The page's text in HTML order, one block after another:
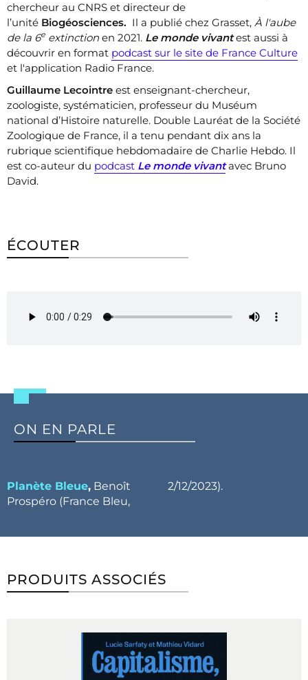
chercheur au CNRS et directeur de
l’unité Biogéosciences. Il a publié chez Grasset, À l'aube
de la 6e extinction en 2021. Le monde vivant est aussi à
découvrir en format podcast sur le site de France Culture
et l'application Radio France.
Guillaume Lecointre est enseignant-chercheur,
zoologiste, systématicien, professeur du Muséum
national d’Histoire naturelle. Double Lauréat de la Société
Zoologique de France, il a tenu pendant dix ans la
rubrique scientifique hebdomadaire de Charlie Hebdo. Il
est co-auteur du podcast Le monde vivant avec Bruno
David.
ÉCOUTER
ON EN PARLE
Planète Bleue, Benoît
Prospéro (France Bleu,
2/12/2023).
PRODUITS ASSOCIÉS